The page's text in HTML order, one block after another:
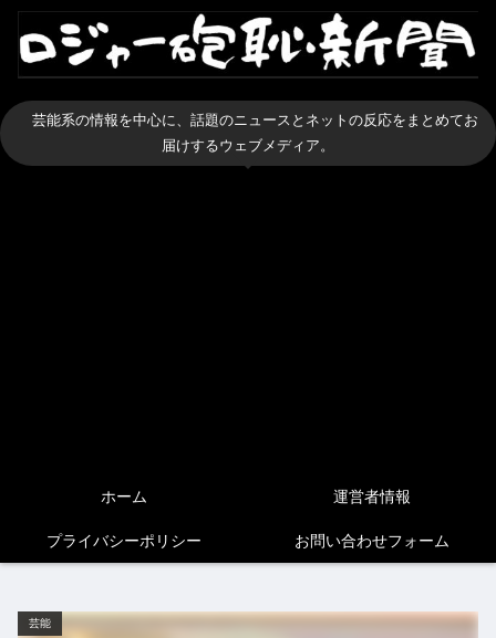
芸能系の情報を中心に、話題のニュースとネットの反応をまとめてお
届けするウェブメディア。
ホーム 運営者情報
プライバシーポリシー お問い合わせフォーム
芸能